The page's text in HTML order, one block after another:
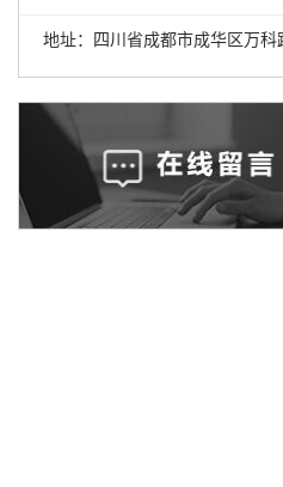
地址：四川省成都市成华区万科